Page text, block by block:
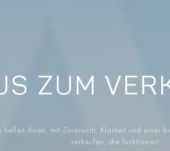
ZUM
helfen Ihnen, mit Zuversicht, Klarheit und einer
verkaufen, die funktioniert.